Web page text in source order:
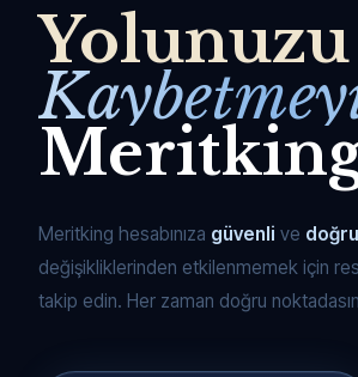
Yolunuzu
Meritking hesabınıza güvenli ve
değişikliklerinden etkilenmemek için
takip edin. Her zaman doğru